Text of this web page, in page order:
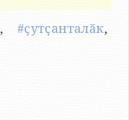
, #ҫутҫанталӑк,